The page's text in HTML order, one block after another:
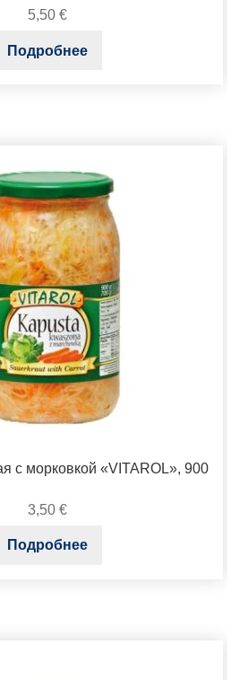
5,50 €
Подробнее
с морковкой «VITAROL», 900
3,50 €
Подробнее